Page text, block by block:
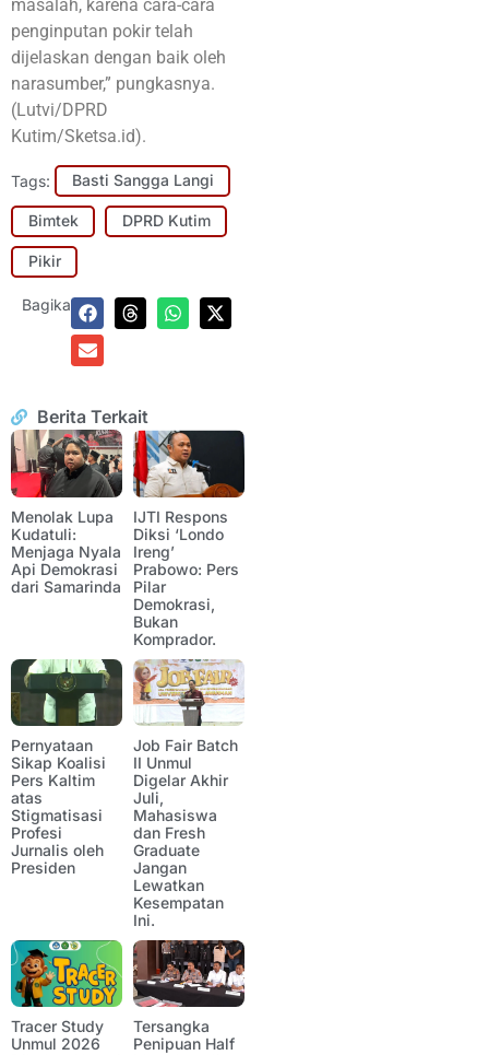
masalah, karena cara-cara
penginputan pokir telah
dijelaskan dengan baik oleh
narasumber,” pungkasnya.
(Lutvi/DPRD
Kutim/Sketsa.id).
Tags: Basti Sangga Langi
Bimtek DPRD Kutim
Pikir
Bagikan:
Berita Terkait
Menolak Lupa
Kudatuli:
Menjaga Nyala
Api Demokrasi
dari Samarinda
IJTI Respons
Diksi ‘Londo
Ireng’
Prabowo: Pers
Pilar
Demokrasi,
Bukan
Komprador.
Pernyataan
Sikap Koalisi
Pers Kaltim
atas
Stigmatisasi
Profesi
Jurnalis oleh
Presiden
Job Fair Batch
II Unmul
Digelar Akhir
Juli,
Mahasiswa
dan Fresh
Graduate
Jangan
Lewatkan
Kesempatan
Ini.
Tracer Study
Unmul 2026
Tersangka
Penipuan Half